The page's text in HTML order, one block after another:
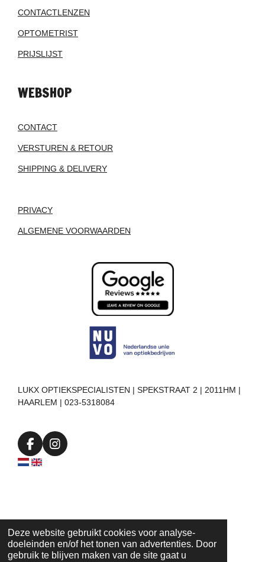
Deze website gebruikt cookies voor analyse-
doeleinden en/of het tonen van advertenties. Door
gebruik te blijven maken van de site gaat u
CONTACTLENZEN
OPTOMETRIST
PRIJSLIJST
WEBSHOP
CONTACT
VERSTUREN & RETOUR
SHIPPING & DELIVERY
PRIVACY
ALGEMENE VOORWAARDEN
LUKX OPTIEKSPECIALISTEN | SPEKSTRAAT 2 | 2011HM |
HAARLEM | 023-5318084
F
a
I
a
m